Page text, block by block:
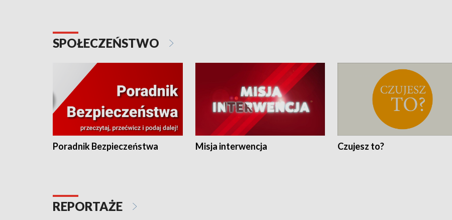
SPOŁECZEŃSTWO
Poradnik Bezpieczeństwa Misja interwencja Czujesz to?
REPORTAŻE